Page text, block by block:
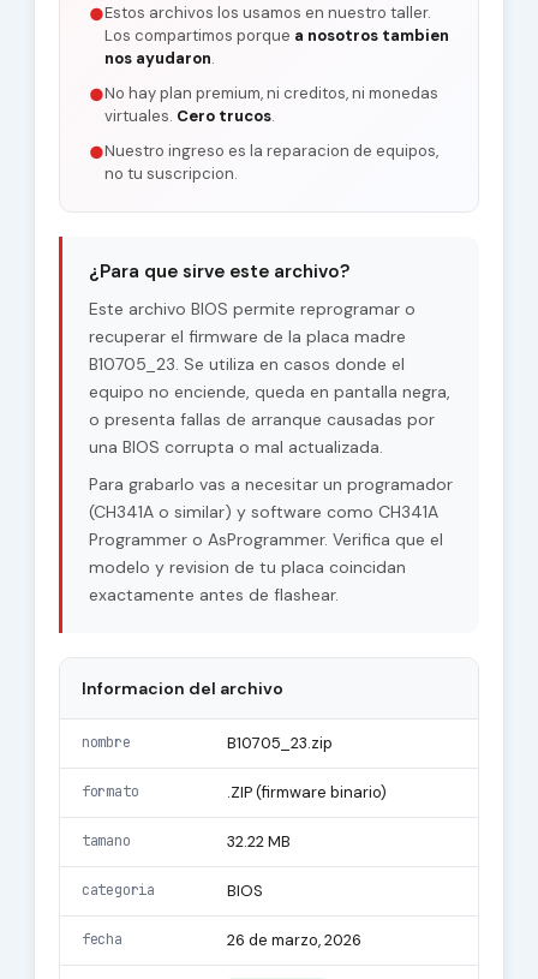
●Estos archivos los usamos en nuestro taller.
Los compartimos porque a nosotros tambien
nos ayudaron.
●No hay plan premium, ni creditos, ni monedas
virtuales. Cero trucos.
●Nuestro ingreso es la reparacion de equipos,
no tu suscripcion.
¿Para que sirve este archivo?
Este archivo BIOS permite reprogramar o
recuperar el firmware de la placa madre
B10705_23. Se utiliza en casos donde el
equipo no enciende, queda en pantalla negra,
o presenta fallas de arranque causadas por
una BIOS corrupta o mal actualizada.
Para grabarlo vas a necesitar un programador
(CH341A o similar) y software como CH341A
Programmer o AsProgrammer. Verifica que el
modelo y revision de tu placa coincidan
exactamente antes de flashear.
Informacion del archivo
nombre B10705_23.zip
formato .ZIP (firmware binario)
tamano 32.22 MB
categoria BIOS
fecha 26 de marzo, 2026